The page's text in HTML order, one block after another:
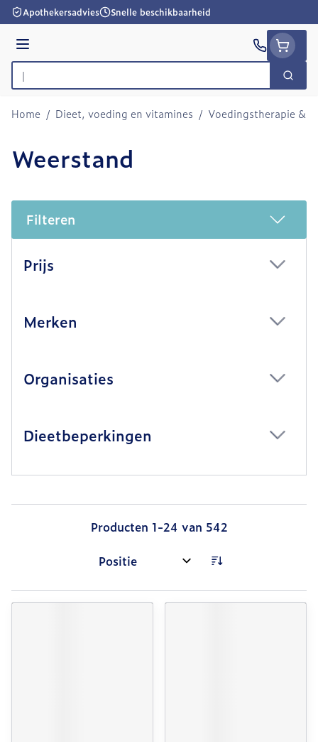
Ga naar de inhoud
Apothekersadvies Snelle beschikbaarheid
Menu
Product, merk, categorie...
Zoek
Home / Dieet, voeding en vitamines / Voedingstherapie &
Weerstand
Filteren
Prijs
Merken
Organisaties
Dieetbeperkingen
Producten 1-24 van 542
Sorteer op: